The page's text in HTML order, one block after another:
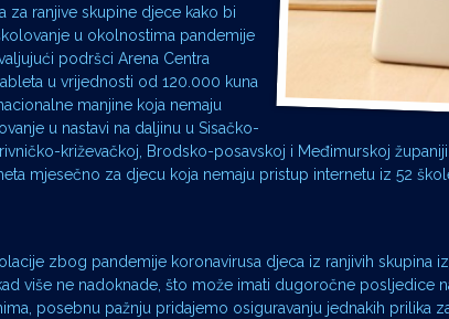
za ranjive skupine djece kako bi
u okolnostima pandemije
podršci Arena Centra
u vrijednosti od 120.000 kuna
manjine koja nemaju
u nastavi na daljinu u Sisačko-
križevačkoj, Brodsko-posavskoj i Međimurskoj
mjesečno za djecu koja nemaju pristup internetu iz 52
zbog pandemije koronavirusa djeca iz ranjivih skupina
više ne nadoknade, što može imati dugoročne posljedice
posebnu pažnju pridajemo osiguravanju jednakih prilika